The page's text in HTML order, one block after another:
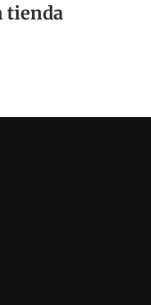
tienda